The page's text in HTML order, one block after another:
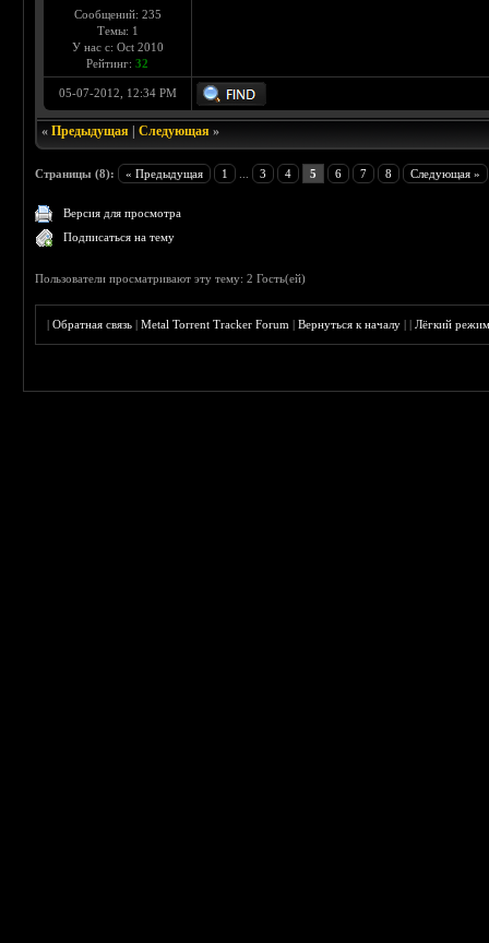
Сообщений: 235
Темы: 1
У нас с: Oct 2010
Рейтинг:32
05-07-2012, 12:34 PM
«Предыдущая |Следующая »
Страницы (8): « Предыдущая 1 3 4 5 6 7 8 Следующая »
Версия для просмотра
Подписаться на тему
Пользователи просматривают эту тему: 2 Гость(ей)
|Обратная связь |Metal Torrent Tracker Forum |Вернуться к началу ||Лёгкий